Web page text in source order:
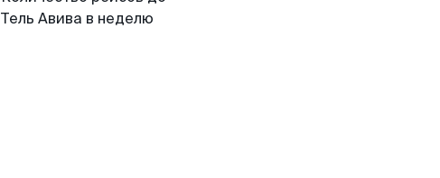
Тель Авива в неделю